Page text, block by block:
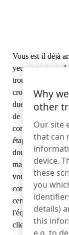
Commerce de
Sports et
Hôtellerie et
Constructeurs
Point de vente
Supports pour
Actualités
Vous est-il déjà
yeux sur un
trouver sous clé
croissante dans
due à une
de plus en plus
complètement
étape logique
double tranchant,
magasin en
vous dire qu'il
condamner les
centaines de
l'équilibre parfait
clients.
Why
other
Our site
that can
device.
these
you
details)
this